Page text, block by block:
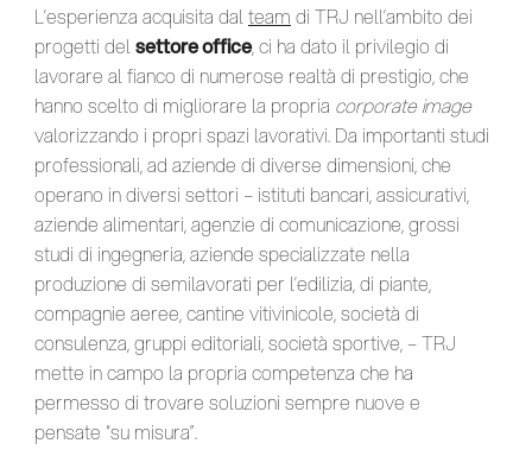
L’esperienza acquisita dal team di TRJ nell’ambito dei
progetti del settore office, ci ha dato il privilegio di
lavorare al fianco di numerose realtà di prestigio, che
hanno scelto di migliorare la propria corporate image
valorizzando i propri spazi lavorativi. Da importanti studi
professionali, ad aziende di diverse dimensioni, che
operano in diversi settori – istituti bancari, assicurativi,
aziende alimentari, agenzie di comunicazione, grossi
studi di ingegneria, aziende specializzate nella
produzione di semilavorati per l’edilizia, di piante,
compagnie aeree, cantine vitivinicole, società di
consulenza, gruppi editoriali, società sportive, – TRJ
mette in campo la propria competenza che ha
permesso di trovare soluzioni sempre nuove e
pensate “su misura”.